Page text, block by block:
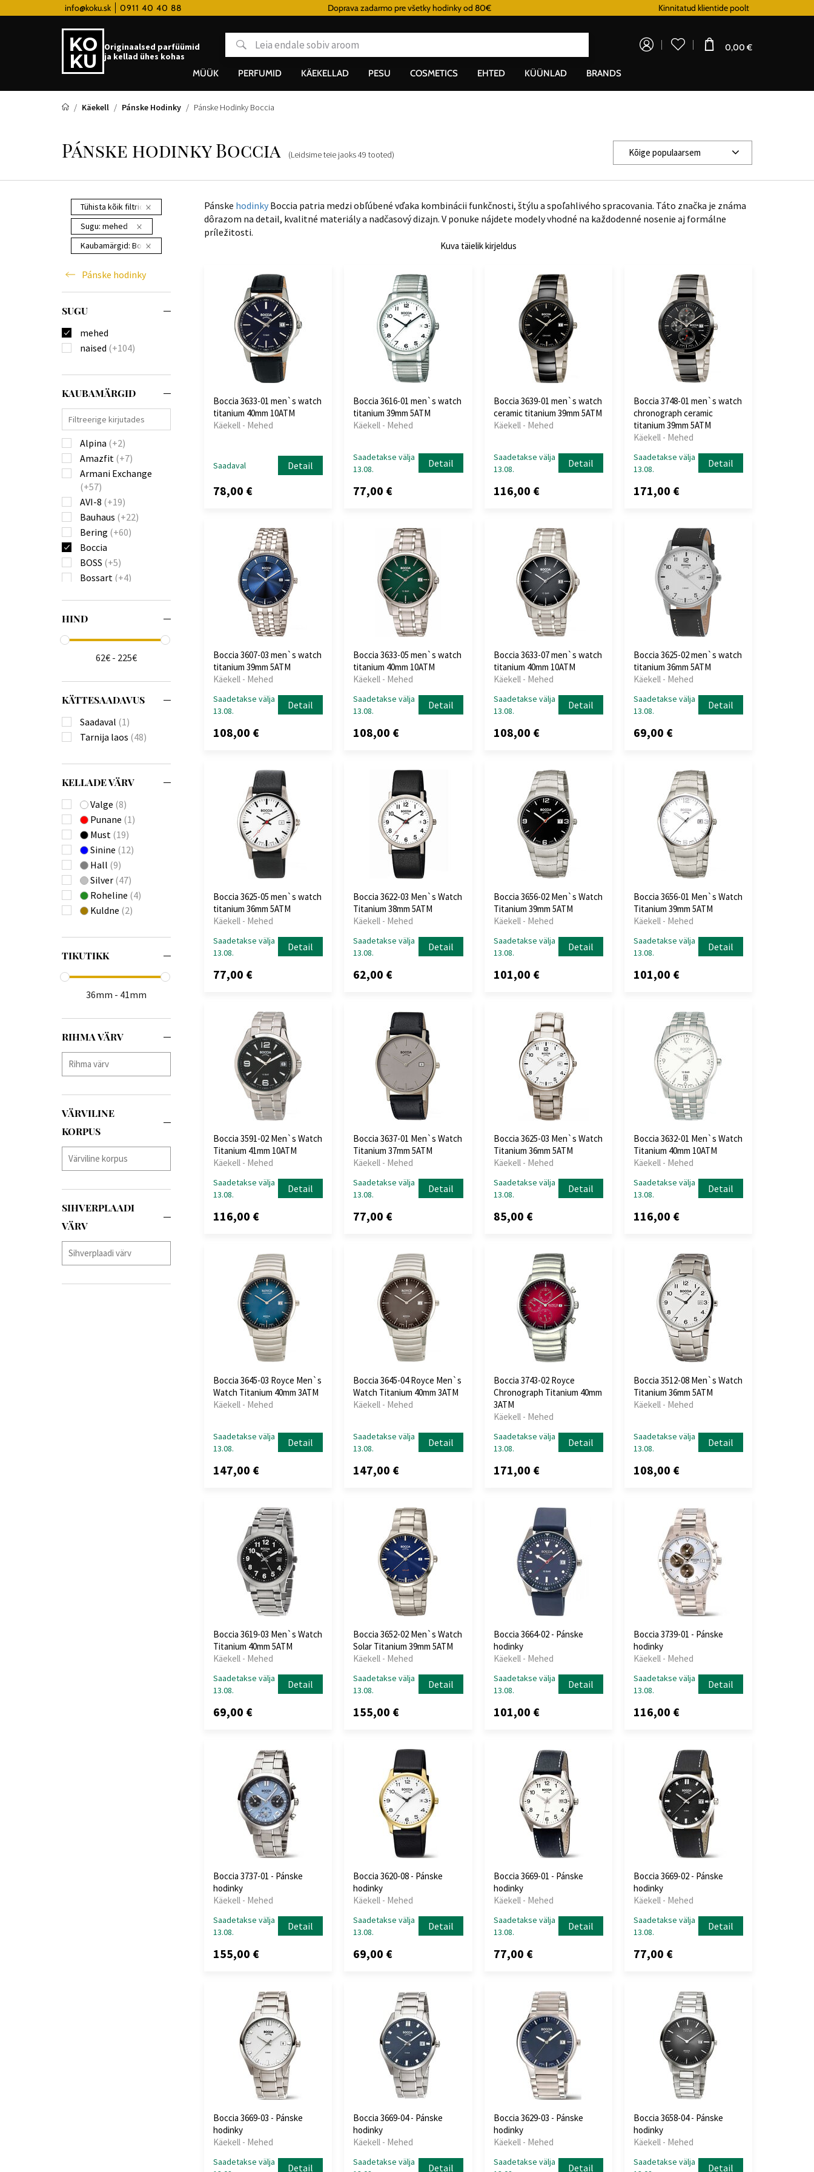
info@koku.sk 0911 40 40 88Lojaalsusprogramm Doprava zadarmo pre všetky hodinky od 80€ Kinnitatud klientide poolt
Originaalsed parfüümid
ja kellad ühes kohas
0,00 €
MÜÜK PERFUMID KÄEKELLAD PESU COSMETICS EHTED KÜÜNLAD BRANDS
Käekell Pánske Hodinky Pánske Hodinky Boccia
Pánske hodinky Boccia (Leidsime teie jaoks49 tooted) Kõige populaarsem
Tühista kõik filtrid
Sugu: mehed
Kaubamärgid: Boccia
Pánske hodinky
SUGU
mehed
naised (+104)
KAUBAMÄRGID
Alpina (+2)
Amazfit (+7)
Armani Exchange
(+57)
AVI-8 (+19)
Bauhaus (+22)
Bering (+60)
Boccia
BOSS (+5)
Bossart (+4)
Calvin Klein
Carl von Zeyten(+23)
Carneo (+18)
Citizen(+174)
Claude Bernard
(+4)
Diesel(+135)
Emporio Armani
(+332)
ETT Eco Tech Time
(+47)
Festina
(+533)
Forever(+3)
Fossil
(+3)
Frederique Constant
(+9)
Gant
(+39)
Hammer(+1)
Huawei (+4)
Jacques Lemans
(+142)
Jaguar
Jowissa(+7)
Lacoste
Lee Cooper
Lorus(+134)
Louis XVI(+58)
Luminox(+74)
Maserati(+313)
Master Time
Mondaine(+33)
Morellato(+7)
HIND
62€ - 225€
KÄTTESAADAVUS
Saadaval (1)
Tarnija laos (48)
KELLADE VÄRV
Valge (8)
Punane (1)
Must (19)
Sinine (12)
Hall (9)
Silver (47)
Roheline (4)
Kuldne (2)
TIKUTIKK
36mm - 41mm
RIHMA VÄRV
VÄRVILINE
KORPUS
SIHVERPLAADI
VÄRV
Pánske hodinky Boccia patria medzi obľúbené vďaka kombinácii funkčnosti, štýlu a spoľahlivého spracovania. Táto značka je známa
dôrazom na detail, kvalitné materiály a nadčasový dizajn. V ponuke nájdete modely vhodné na každodenné nosenie aj formálne
príležitosti.
Kuva täielik kirjeldus
Boccia 3633-01 men`s watch
titanium 40mm 10ATM
Käekell - Mehed
Saadaval Detail
78,00 €
Boccia 3616-01 men`s watch
titanium 39mm 5ATM
Käekell - Mehed
Saadetakse välja
13.08.
Detail
77,00 €
Boccia 3639-01 men`s watch
ceramic titanium 39mm 5ATM
Käekell - Mehed
Saadetakse välja
13.08.
Detail
116,00 €
Boccia 3748-01 men`s watch
chronograph ceramic
titanium 39mm 5ATM
Käekell - Mehed
Saadetakse välja
13.08.
Detail
171,00 €
Boccia 3607-03 men`s watch
titanium 39mm 5ATM
Käekell - Mehed
Saadetakse välja
13.08.
Detail
108,00 €
Boccia 3633-05 men`s watch
titanium 40mm 10ATM
Käekell - Mehed
Saadetakse välja
13.08.
Detail
108,00 €
Boccia 3633-07 men`s watch
titanium 40mm 10ATM
Käekell - Mehed
Saadetakse välja
13.08.
Detail
108,00 €
Boccia 3625-02 men`s watch
titanium 36mm 5ATM
Käekell - Mehed
Saadetakse välja
13.08.
Detail
69,00 €
Boccia 3625-05 men`s watch
titanium 36mm 5ATM
Käekell - Mehed
Saadetakse välja
13.08.
Detail
77,00 €
Boccia 3622-03 Men`s Watch
Titanium 38mm 5ATM
Käekell - Mehed
Saadetakse välja
13.08.
Detail
62,00 €
Boccia 3656-02 Men`s Watch
Titanium 39mm 5ATM
Käekell - Mehed
Saadetakse välja
13.08.
Detail
101,00 €
Boccia 3656-01 Men`s Watch
Titanium 39mm 5ATM
Käekell - Mehed
Saadetakse välja
13.08.
Detail
101,00 €
Boccia 3591-02 Men`s Watch
Titanium 41mm 10ATM
Käekell - Mehed
Saadetakse välja
13.08.
Detail
116,00 €
Boccia 3637-01 Men`s Watch
Titanium 37mm 5ATM
Käekell - Mehed
Saadetakse välja
13.08.
Detail
77,00 €
Boccia 3625-03 Men`s Watch
Titanium 36mm 5ATM
Käekell - Mehed
Saadetakse välja
13.08.
Detail
85,00 €
Boccia 3632-01 Men`s Watch
Titanium 40mm 10ATM
Käekell - Mehed
Saadetakse välja
13.08.
Detail
116,00 €
Boccia 3645-03 Royce Men`s
Watch Titanium 40mm 3ATM
Käekell - Mehed
Saadetakse välja
13.08.
Detail
147,00 €
Boccia 3645-04 Royce Men`s
Watch Titanium 40mm 3ATM
Käekell - Mehed
Saadetakse välja
13.08.
Detail
147,00 €
Boccia 3743-02 Royce
Chronograph Titanium 40mm
3ATM
Käekell - Mehed
Saadetakse välja
13.08.
Detail
171,00 €
Boccia 3512-08 Men`s Watch
Titanium 36mm 5ATM
Käekell - Mehed
Saadetakse välja
13.08.
Detail
108,00 €
Boccia 3619-03 Men`s Watch
Titanium 40mm 5ATM
Käekell - Mehed
Saadetakse välja
13.08.
Detail
69,00 €
Boccia 3652-02 Men`s Watch
Solar Titanium 39mm 5ATM
Käekell - Mehed
Saadetakse välja
13.08.
Detail
155,00 €
Boccia 3664-02 - Pánske
hodinky
Käekell - Mehed
Saadetakse välja
13.08.
Detail
101,00 €
Boccia 3739-01 - Pánske
hodinky
Käekell - Mehed
Saadetakse välja
13.08.
Detail
116,00 €
Boccia 3737-01 - Pánske
hodinky
Käekell - Mehed
Saadetakse välja
13.08.
Detail
155,00 €
Boccia 3620-08 - Pánske
hodinky
Käekell - Mehed
Saadetakse välja
13.08.
Detail
69,00 €
Boccia 3669-01 - Pánske
hodinky
Käekell - Mehed
Saadetakse välja
13.08.
Detail
77,00 €
Boccia 3669-02 - Pánske
hodinky
Käekell - Mehed
Saadetakse välja
13.08.
Detail
77,00 €
Boccia 3669-03 - Pánske
hodinky
Käekell - Mehed
Saadetakse välja
Detail
Boccia 3669-04 - Pánske
hodinky
Käekell - Mehed
Saadetakse välja
Detail
Boccia 3629-03 - Pánske
hodinky
Käekell - Mehed
Saadetakse välja
Detail
Boccia 3658-04 - Pánske
hodinky
Käekell - Mehed
Saadetakse välja
Detail